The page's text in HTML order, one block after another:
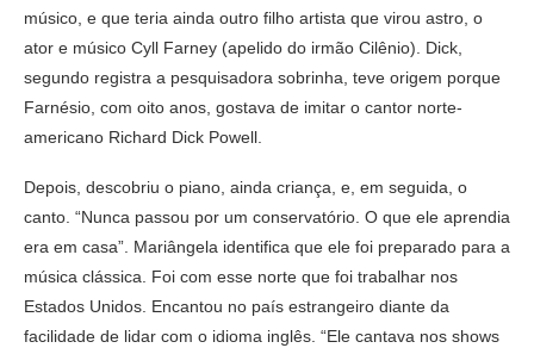
músico, e que teria ainda outro filho artista que virou astro, o
ator e músico Cyll Farney (apelido do irmão Cilênio). Dick,
segundo registra a pesquisadora sobrinha, teve origem porque
Farnésio, com oito anos, gostava de imitar o cantor norte-
americano Richard Dick Powell.
Depois, descobriu o piano, ainda criança, e, em seguida, o
canto. “Nunca passou por um conservatório. O que ele aprendia
era em casa”. Mariângela identifica que ele foi preparado para a
música clássica. Foi com esse norte que foi trabalhar nos
Estados Unidos. Encantou no país estrangeiro diante da
facilidade de lidar com o idioma inglês. “Ele cantava nos shows